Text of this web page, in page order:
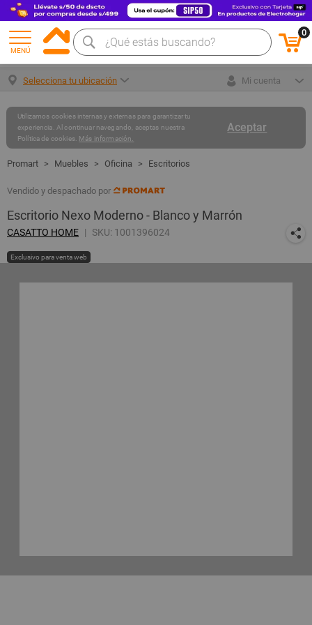
MENÚ
0
Selecciona tu ubicación Mi cuenta
Aceptar
Utilizamos cookies internas y externas para garantizar tu
experiencia. Al continuar navegando, aceptas nuestra
Política de cookies. Más información.
Muebles Oficina Escritorios
Vendido y despachado por
Escritorio Nexo Moderno - Blanco y Marrón
CASATTO HOME SKU: 1001396024
Exclusivo para venta web